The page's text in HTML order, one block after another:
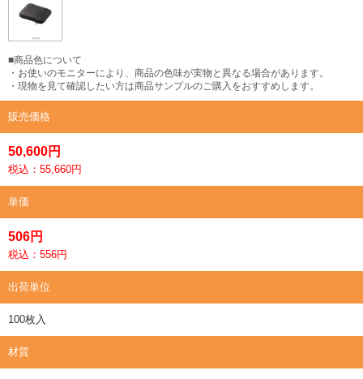
■商品色について
・お使いのモニターにより、商品の色味が実物と異なる場合があります。
・現物を見て確認したい方は商品サンプルのご購入をおすすめします。
販売価格
50,600円
税込：55,660円
単価
506円
税込：556円
出荷単位
100枚入
材質